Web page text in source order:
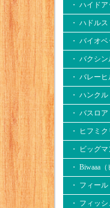
・ ハイド
・ ハドル
・ バイオ
・ バクシ
・ バレーヒ
・ ハンクル
・ バスロア
・ ヒフミ
・ ビッグマ
・ Biwaaa（
・ フィー
・ フィッ